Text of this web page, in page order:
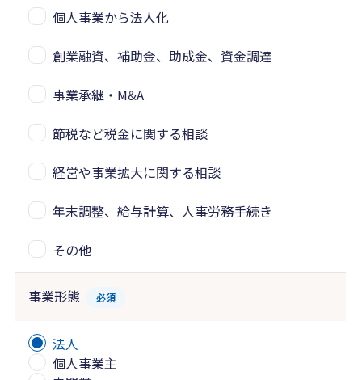
個人事業から法人化
創業融資、補助金、助成金、資金調達
事業承継・M&A
節税など税金に関する相談
経営や事業拡大に関する相談
年末調整、給与計算、人事労務手続き
その他
事業形態 必須
法人
個人事業主